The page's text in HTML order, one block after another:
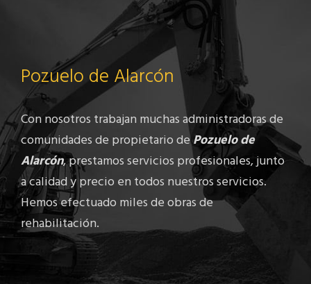
Pozuelo de Alarcón
Con nosotros trabajan muchas administradoras de
comunidades de propietario dePozuelo de
Alarcón, prestamos servicios profesionales, junto
a calidad y precio en todos nuestros servicios.
Hemos efectuado miles de obras de
rehabilitación.